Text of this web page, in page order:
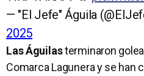
— "El Jefe" Águila
2025
Las Águilasterminaron
Comarca Lagunera y se han